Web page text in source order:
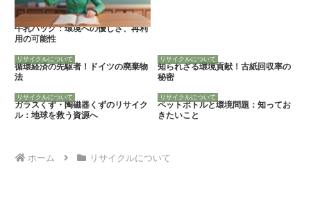
牛乳パック：環境への優しさ、再利
用の可能性
リサイクルについて
循環経済の先駆者！ドイツの廃棄物
法
リサイクルについて
知られざる環境貢献！古紙回収率の
秘密
リサイクルについて
ガラスくず・陶磁器くずのリサイク
ル：地球を救う資源へ
リサイクルについて
ペットボトルと環境問題：知ってお
きたいこと
ホーム リサイクルについて